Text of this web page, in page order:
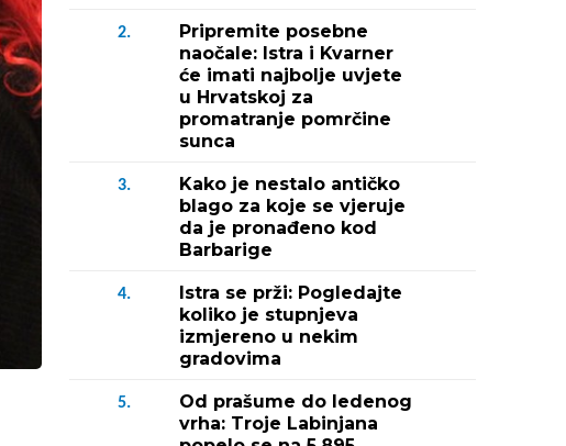
2.
Pripremite posebne
naočale: Istra i Kvarner
će imati najbolje uvjete
u Hrvatskoj za
promatranje pomrčine
sunca
3.
Kako je nestalo antičko
blago za koje se vjeruje
da je pronađeno kod
Barbarige
4.
Istra se prži: Pogledajte
koliko je stupnjeva
izmjereno u nekim
gradovima
5.
Od prašume do ledenog
vrha: Troje Labinjana